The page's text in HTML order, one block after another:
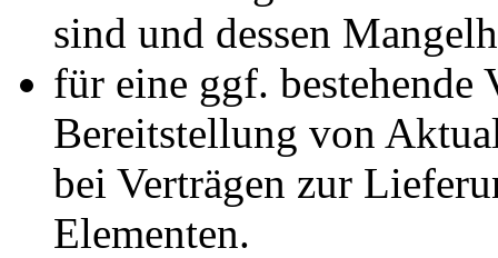
sind und dessen
für eine ggf. bestehende
Bereitstellung von
bei Verträgen zur
Elementen.